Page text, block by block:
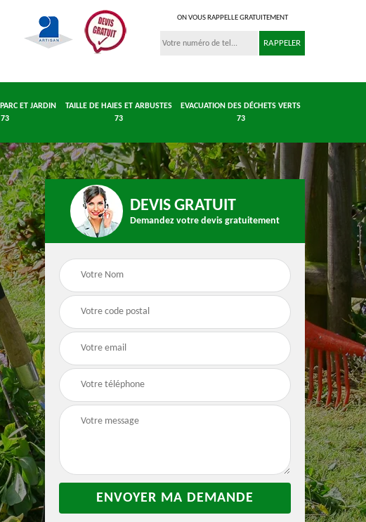
ON VOUS RAPPELLE GRATUITEMENT
ET JARDIN
73
TAILLE DE HAIES ET ARBUSTES
73
EVACUATION DES DÉCHETS VERTS
73
d'arbres et
73
Entretient parc et
jardin 73
Taille de haies et
arbustes 73
DEVIS GRATUIT
Demandez votre devis gratuitement